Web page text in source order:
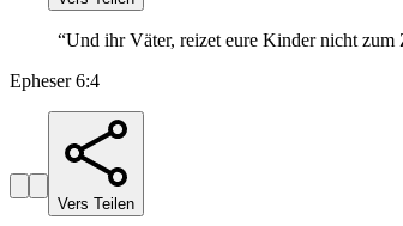
“Und ihr Väter, reizet eure Kinder nicht
Epheser 6:4
Vers Teilen